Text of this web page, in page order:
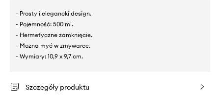
- Prosty i elegancki design.
- Pojemność: 500 ml.
- Hermetyczne zamknięcie.
- Można myć w zmywarce.
- Wymiary: 10,9 x 9,7 cm.
Szczegóły produktu